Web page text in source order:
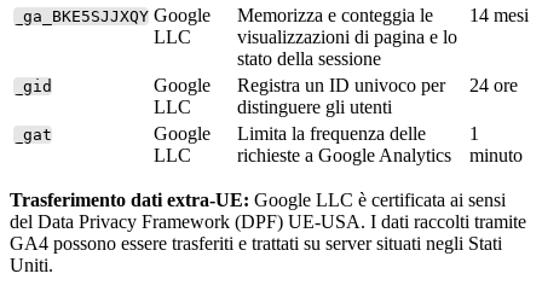
_ga_BKE5SJJXQY Google
LLC
Memorizza e conteggia le
visualizzazioni di pagina e lo
stato della sessione
14 mesi
_gid
Google
LLC
Registra un ID univoco per
distinguere gli utenti
24 ore
_gat
Google
LLC
Limita la frequenza delle
richieste a Google Analytics
1
minuto
Trasferimento dati extra-UE: Google LLC è certificata ai sensi
del Data Privacy Framework (DPF) UE-USA. I dati raccolti tramite
GA4 possono essere trasferiti e trattati su server situati negli Stati
Uniti.